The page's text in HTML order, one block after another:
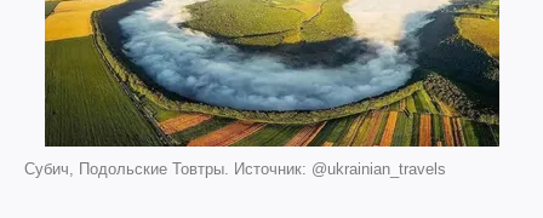
Субич, Подольские Товтры. Источник: @ukrainian_travels